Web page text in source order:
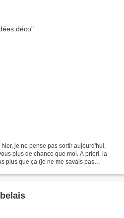
je ne pense pas sortir aujourd'hui,
plus de chance que moi. A priori, la
plus que ça (je ne me savais pas